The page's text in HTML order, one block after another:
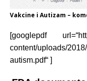
Vakcine i Autizam –
[googlepdf
content/uploads/
autism.pdf“ ]